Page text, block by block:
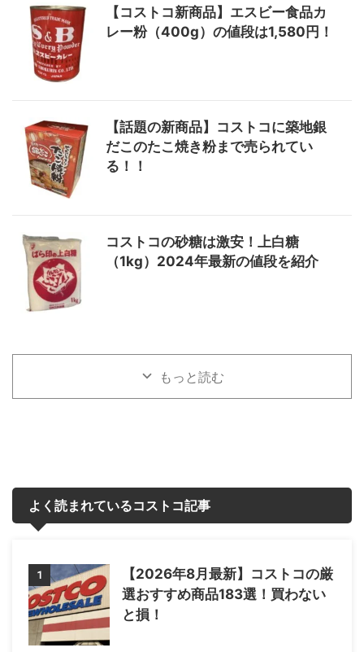
【コストコ新商品】エスビー食品カ
レー粉（400g）の値段は1,580円！
【話題の新商品】コストコに築地銀
だこのたこ焼き粉まで売られてい
る！！
コストコの砂糖は激安！上白糖
（1kg）2024年最新の値段を紹介
もっと読む
よく読まれているコストコ記事
1
【2026年8月最新】コストコの厳
選おすすめ商品183選！買わない
と損！